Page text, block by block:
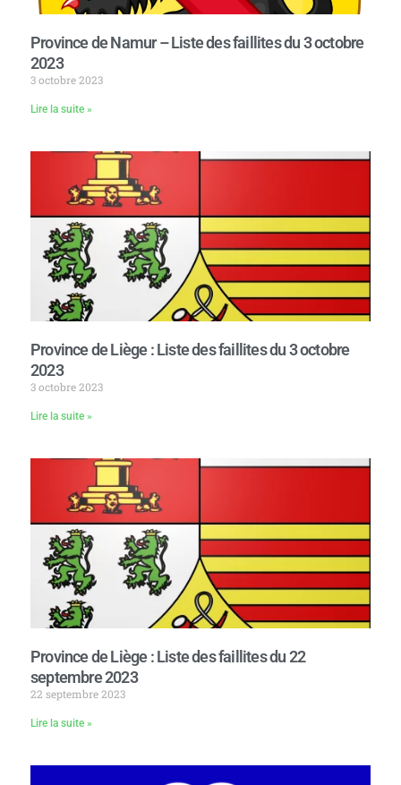
Province de Namur – Liste des faillites du 3 octobre
2023
3 octobre 2023
Lire la suite »
Province de Liège : Liste des faillites du 3 octobre
2023
3 octobre 2023
Lire la suite »
Province de Liège : Liste des faillites du 22
septembre 2023
22 septembre 2023
Lire la suite »